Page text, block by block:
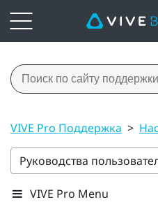
VIVE Pro Поддержка >
Руководства
VIVE Pro Menu